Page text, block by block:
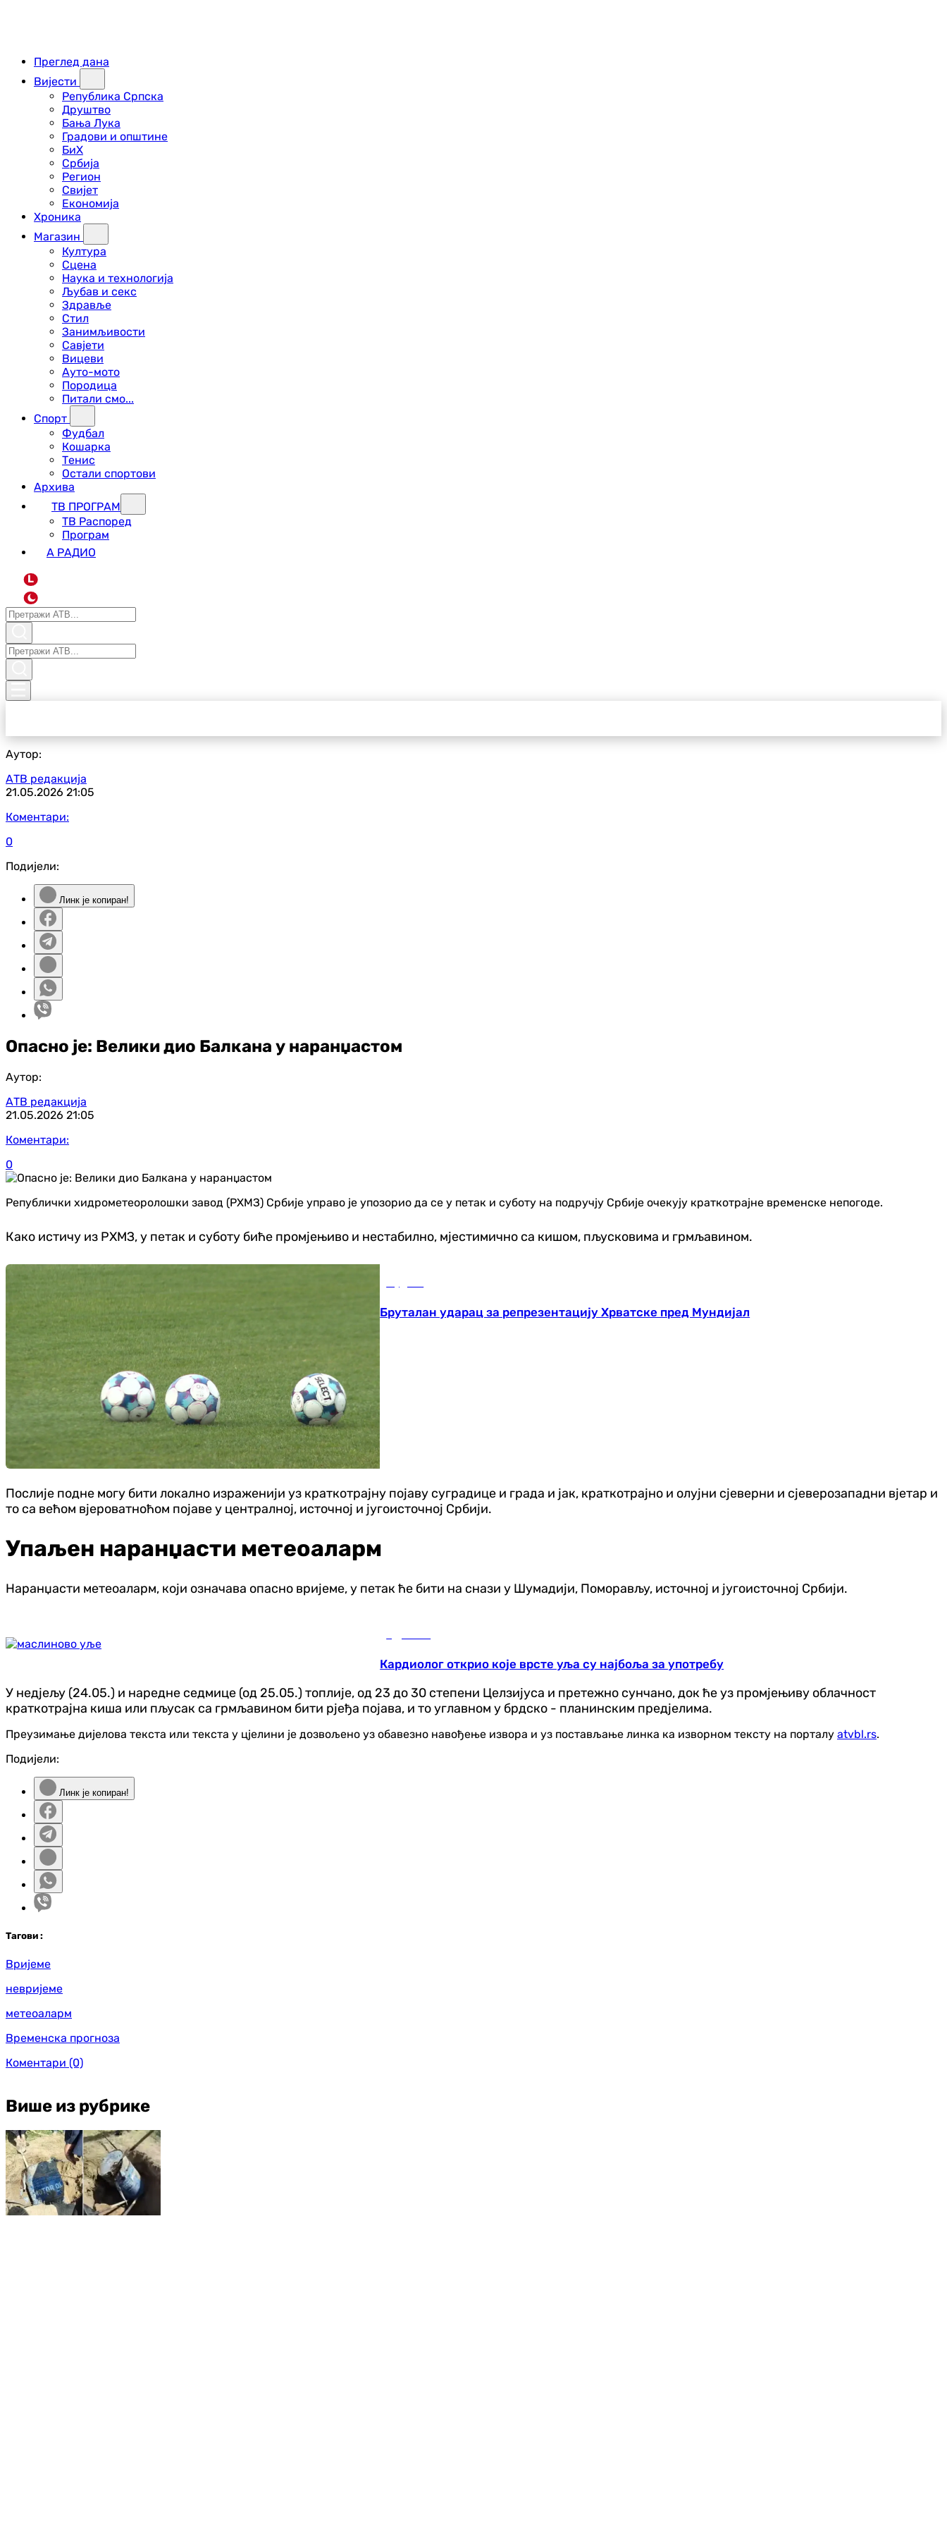
Преглед дана
Вијести
Република Српска
Друштво
Бања Лука
Градови и општине
БиХ
Србија
Регион
Свијет
Економија
Хроника
Магазин
Култура
Сцена
Наука и технологија
Љубав и секс
Здравље
Стил
Занимљивости
Савјети
Вицеви
Ауто-мото
Породица
Питали смо...
Спорт
Фудбал
Кошарка
Тенис
Остали спортови
Архива
ТВ ПРОГРАМ
ТВ Распоред
Програм
А РАДИО
L
Аутор:
АТВ редакција
21.05.2026 21:05
Коментари:
0
Подијели:
Линк је копиран!
Опасно је: Велики дио Балкана у наранџастом
Аутор:
АТВ редакција
21.05.2026 21:05
Коментари:
0
Републички хидрометеоролошки завод (РХМЗ) Србије управо је упозорио да се у петак и суботу на подручју Србије очекују краткотрајне временске непогоде.
Како истичу из РХМЗ, у петак и суботу биће промјењиво и нестабилно, мјестимично са кишом, пљусковима и грмљавином.
Бруталан ударац за репрезентацију Хрватске пред Мундијал
Послије подне могу бити локално израженији уз краткотрајну појаву суградице и града и јак, краткотрајно и олујни сјеверни и сјеверозападни вјетар и
то са већом вјероватноћом појаве у централној, источној и југоисточној Србији.
Упаљен наранџасти метеоаларм
Наранџасти метеоаларм, који означава опасно вријеме, у петак ће бити на снази у Шумадији, Поморављу, источној и југоисточној Србији.
Кардиолог открио које врсте уља су најбоља за употребу
У недјељу (24.05.) и наредне седмице (од 25.05.) топлије, од 23 до 30 степени Целзијуса и претежно сунчано, док ће уз промјењиву облачност
краткотрајна киша или пљусак са грмљавином бити рјеђа појава, и то углавном у брдско - планинским предјелима.
Преузимање дијелова текста или текста у цјелини је дозвољено уз обавезно навођење извора и уз постављање линка ка изворном тексту на порталу atvbl.rs.
Подијели:
Линк је копиран!
Тагови :
Вријеме
невријеме
метеоаларм
Временска прогноза
Коментари (0)
Више из рубрике